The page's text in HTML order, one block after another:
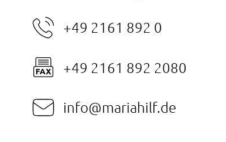
+49 2161 892 0
+49 2161 892 2080
info@mariahilf.de